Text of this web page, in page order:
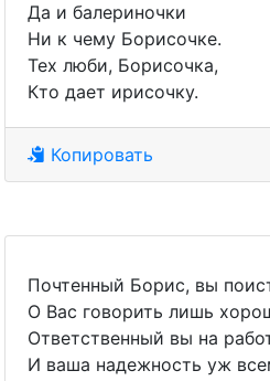
Да и балериночки
Ни к чему Борисочке.
Тех люби, Борисочка,
Кто дает ирисочку.
Копировать
Почтенный Борис, вы
О Вас говорить лишь
Ответственный вы на
И ваша надежность уж